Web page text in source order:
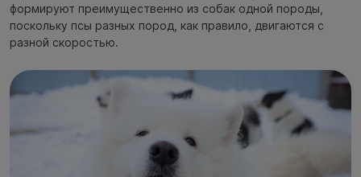
формируют преимущественно из собак одной породы,
поскольку псы разных пород, как правило, двигаются с
разной скоростью.